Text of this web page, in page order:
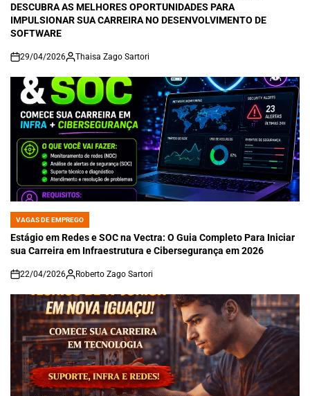
DESCUBRA AS MELHORES OPORTUNIDADES PARA
IMPULSIONAR SUA CARREIRA NO DESENVOLVIMENTO DE
SOFTWARE
on
29/04/2026 Thaisa Zago Sartori
POSTED
IN
VAGAS DE EMPREGO
Estágio em Redes e SOC na Vectra: O Guia Completo Para Iniciar
sua Carreira em Infraestrutura e Cibersegurança em 2026
on
22/04/2026 Roberto Zago Sartori